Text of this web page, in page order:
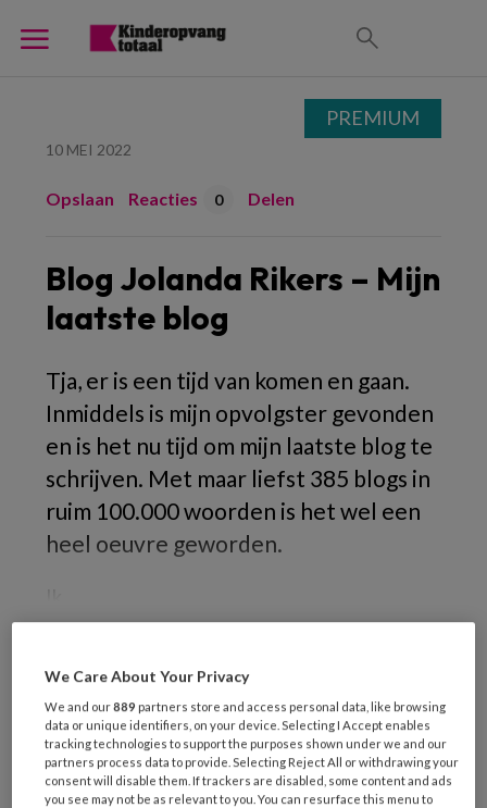
10 MEI 2022
Opslaan Reacties 0 Delen
Blog Jolanda Rikers – Mijn
laatste blog
Tja, er is een tijd van komen en gaan.
Inmiddels is mijn opvolgster gevonden
en is het nu tijd om mijn laatste blog te
schrijven. Met maar liefst 385 blogs in
ruim 100.000 woorden is het wel een
heel oeuvre geworden.
REGISTREREN
Wil je dit artikel lezen?
Maak gratis een account aan en lees 2
PREMIUM
We Care About Your Privacy
We and our889 partners store and access personal data, like browsing
data or unique identifiers, on your device. Selecting I Accept enables
tracking technologies to support the purposes shown under we and our
partners process data to provide. Selecting Reject All or withdrawing your
consent will disable them. If trackers are disabled, some content and ads
you see may not be as relevant to you. You can resurface this menu to